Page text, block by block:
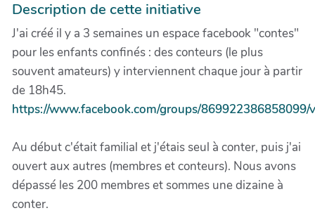
Description de cette initiative
J'ai créé il y a 3 semaines un espace facebook "contes"
pour les enfants confinés : des conteurs (le plus
souvent amateurs) y interviennent chaque jour à partir
de 18h45.
https://www.facebook.com/groups/869922386858099/
Au début c'était familial et j'étais seul à conter, puis j'ai
ouvert aux autres (membres et conteurs). Nous avons
dépassé les 200 membres et sommes une dizaine à
conter.